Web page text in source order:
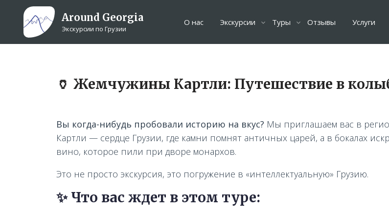
Around Georgia
Экскурсии по Грузии
О нас Экскурсии Туры Отзывы Услуги
🏺 Жемчужины Картли: Путешествие в
Вы когда-нибудь пробовали историю на вкус? Мы приглашаем вас в
Картли — сердце Грузии, где камни помнят античных царей, а в бокалах
вино, которое пили при дворе монархов.
Это не просто экскурсия, это погружение в «интеллектуальную» Грузию.
✨ Что вас ждет в этом туре: